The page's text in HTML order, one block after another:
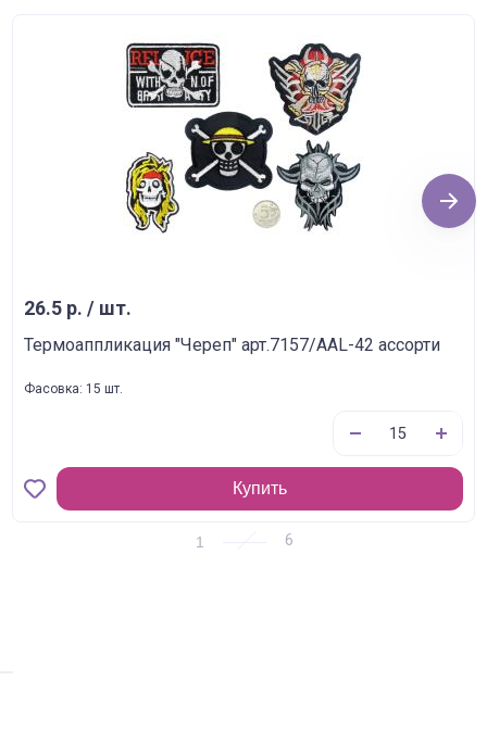
26.5 р. / шт.
Термоаппликация "Череп" арт.7157/AAL-42 ассорти
Фасовка: 15 шт.
Купить
Next
1